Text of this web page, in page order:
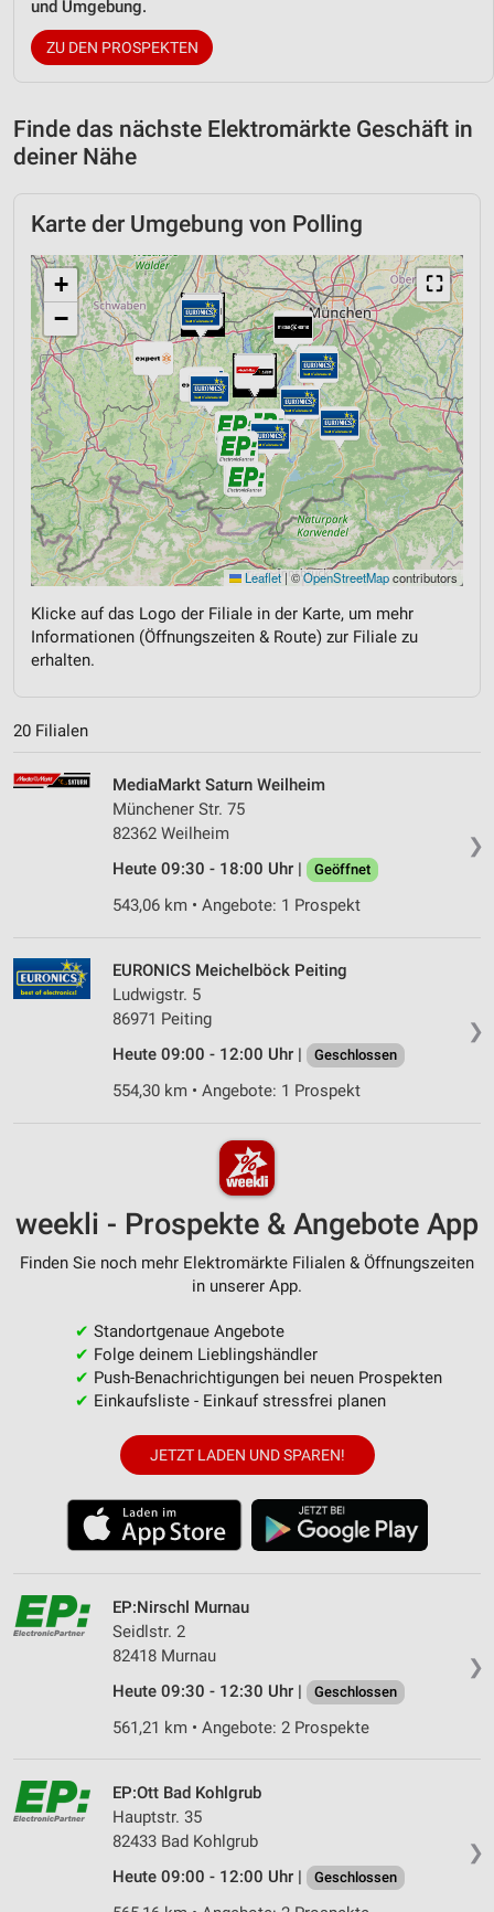
und Umgebung.
ZU DEN PROSPEKTEN
Finde das nächste Elektromärkte Geschäft in
deiner Nähe
Karte der Umgebung von Polling
⛶
+
−
Leaflet|©OpenStreetMapcontributors
Klicke auf das Logo der Filiale in der Karte, um mehr
Informationen (Öffnungszeiten & Route) zur Filiale zu
erhalten.
20 Filialen
❯
MediaMarkt Saturn Weilheim
Münchener Str. 75
82362 Weilheim
Heute 09:30 - 18:00 Uhr |
Geöffnet
543,06 km • Angebote: 1 Prospekt
❯
EURONICS Meichelböck Peiting
Ludwigstr. 5
86971 Peiting
Heute 09:00 - 12:00 Uhr |
Geschlossen
554,30 km • Angebote: 1 Prospekt
weekli - Prospekte & Angebote App
Finden Sie noch mehr Elektromärkte Filialen & Öffnungszeiten
in unserer App.
✔ Standortgenaue Angebote
✔ Folge deinem Lieblingshändler
✔ Push-Benachrichtigungen bei neuen Prospekten
✔ Einkaufsliste - Einkauf stressfrei planen
JETZT LADEN UND SPAREN!
❯
EP:Nirschl Murnau
Seidlstr. 2
82418 Murnau
Heute 09:30 - 12:30 Uhr |
Geschlossen
561,21 km • Angebote: 2 Prospekte
❯
EP:Ott Bad Kohlgrub
Hauptstr. 35
82433 Bad Kohlgrub
Heute 09:00 - 12:00 Uhr |
Geschlossen